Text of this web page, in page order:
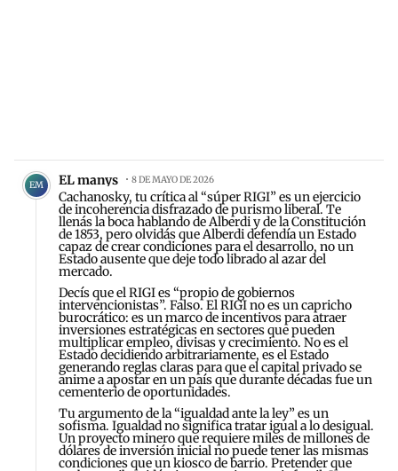
Comentario de EL manys.
EM EL manys 8 DE MAYO DE 2026
Cachanosky, tu crítica al “súper RIGI” es un ejercicio
de incoherencia disfrazado de purismo liberal. Te
llenás la boca hablando de Alberdi y de la Constitución
de 1853, pero olvidás que Alberdi defendía un Estado
capaz de crear condiciones para el desarrollo, no un
Estado ausente que deje todo librado al azar del
mercado.
Decís que el RIGI es “propio de gobiernos
intervencionistas”. Falso. El RIGI no es un capricho
burocrático: es un marco de incentivos para atraer
inversiones estratégicas en sectores que pueden
multiplicar empleo, divisas y crecimiento. No es el
Estado decidiendo arbitrariamente, es el Estado
generando reglas claras para que el capital privado se
anime a apostar en un país que durante décadas fue un
cementerio de oportunidades.
Tu argumento de la “igualdad ante la ley” es un
sofisma. Igualdad no significa tratar igual a lo desigual.
Un proyecto minero que requiere miles de millones de
dólares de inversión inicial no puede tener las mismas
condiciones que un kiosco de barrio. Pretender que